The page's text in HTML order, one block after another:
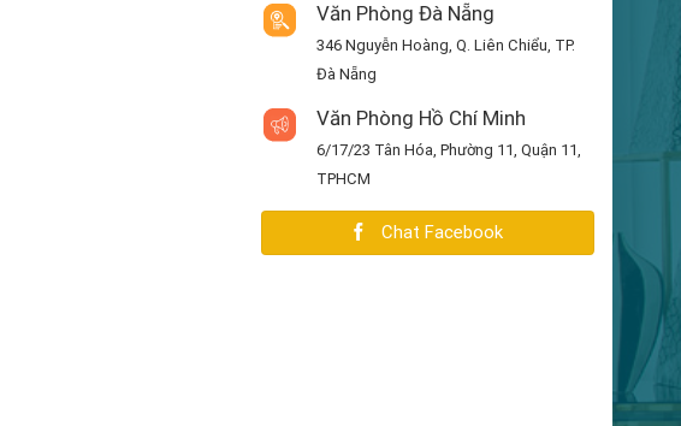
Văn Phòng Đà Nẵng
346 Nguyễn Hoàng, Q. Liên Chiểu, TP.
Đà Nẵng
Văn Phòng Hồ Chí Minh
6/17/23 Tân Hóa, Phường 11, Quận 11,
TPHCM
Chat Facebook